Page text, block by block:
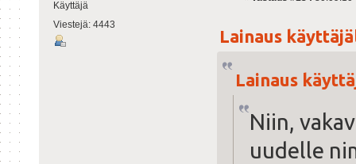
Käyttäjä
Viestejä: 4443
Lainaus
Lainaus
Niin,
uudelle